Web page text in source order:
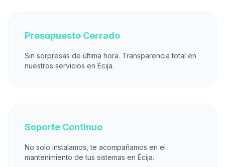
Presupuesto Cerrado
Sin sorpresas de última hora. Transparencia total en
nuestros servicios en Écija.
Soporte Continuo
No solo instalamos, te acompañamos en el
mantenimiento de tus sistemas en Écija.